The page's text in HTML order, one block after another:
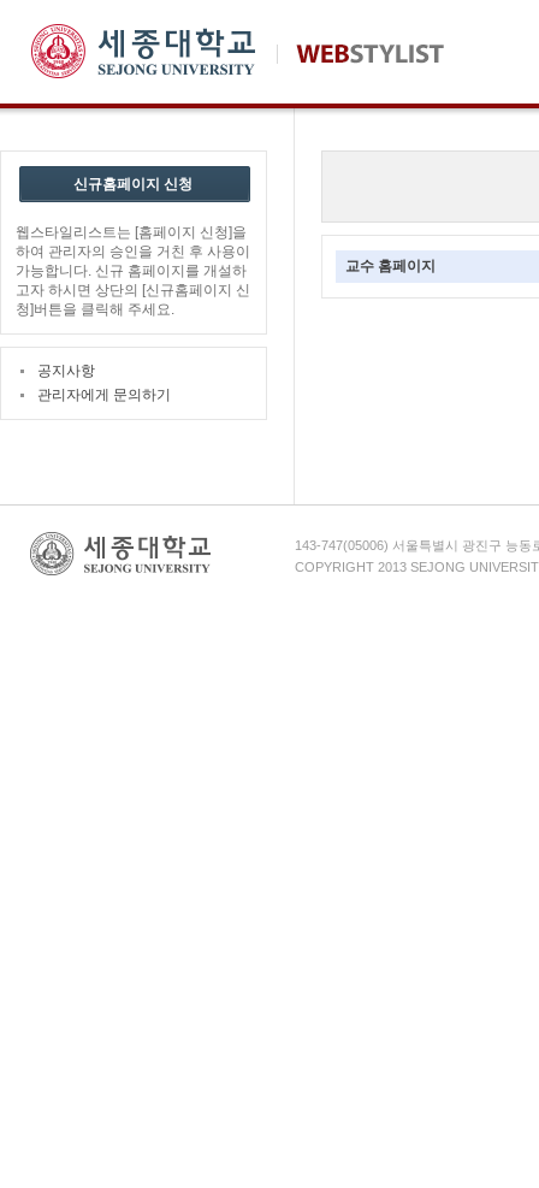
신규홈페이지 신청
웹스타일리스트는 [홈페이지 신청]을
하여 관리자의 승인을 거친 후 사용이
가능합니다. 신규 홈페이지를 개설하
고자 하시면 상단의 [신규홈페이지 신
청]버튼을 클릭해 주세요.
공지사항
관리자에게 문의하기
교수 홈페이지
143-747(05006) 서울특별시 광진구 능동
COPYRIGHT 2013 SEJONG